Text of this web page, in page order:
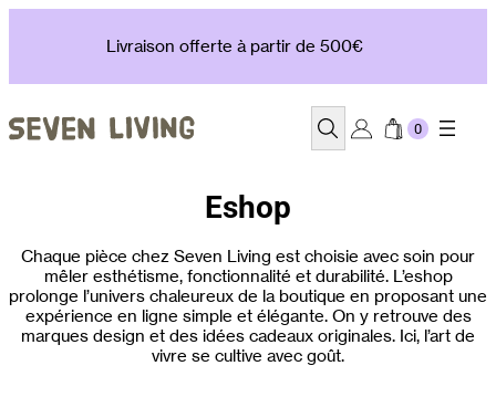
Livraison offerte à partir de 500€
Recherche
Eshop
Chaque pièce chez Seven Living est choisie avec soin pour
mêler esthétisme, fonctionnalité et durabilité. L’eshop
prolonge l’univers chaleureux de la boutique en proposant une
expérience en ligne simple et élégante. On y retrouve des
marques design et des idées cadeaux originales. Ici, l’art de
vivre se cultive avec goût.